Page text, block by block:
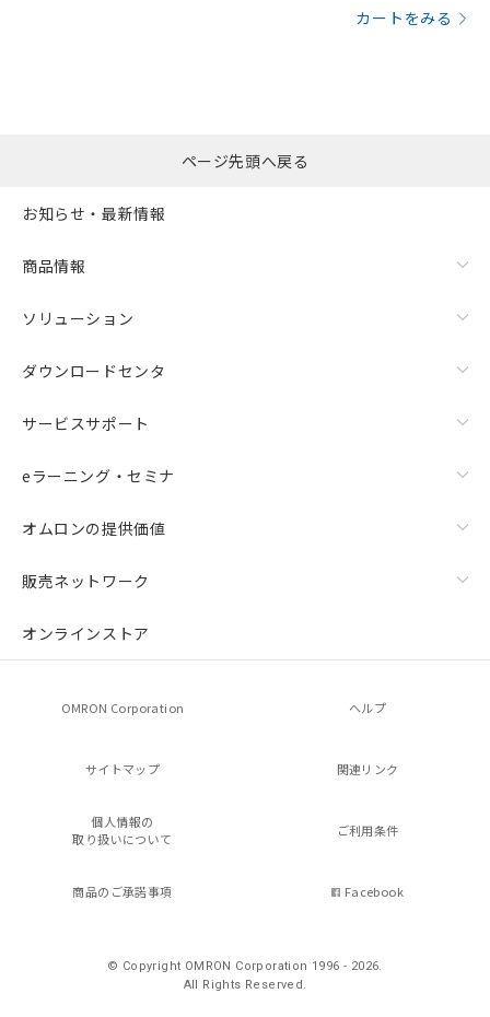
カートをみる
ページ先頭へ戻る
お知らせ・最新情報
商品情報
ソリューション
ダウンロードセンタ
サービスサポート
eラーニング・セミナ
オムロンの提供価値
販売ネットワーク
オンラインストア
OMRON Corporation ヘルプ
サイトマップ 関連リンク
個人情報の
取り扱いについて
ご利用条件
商品のご承諾事項 Facebook
© Copyright OMRON Corporation 1996 - 2026.
All Rights Reserved.